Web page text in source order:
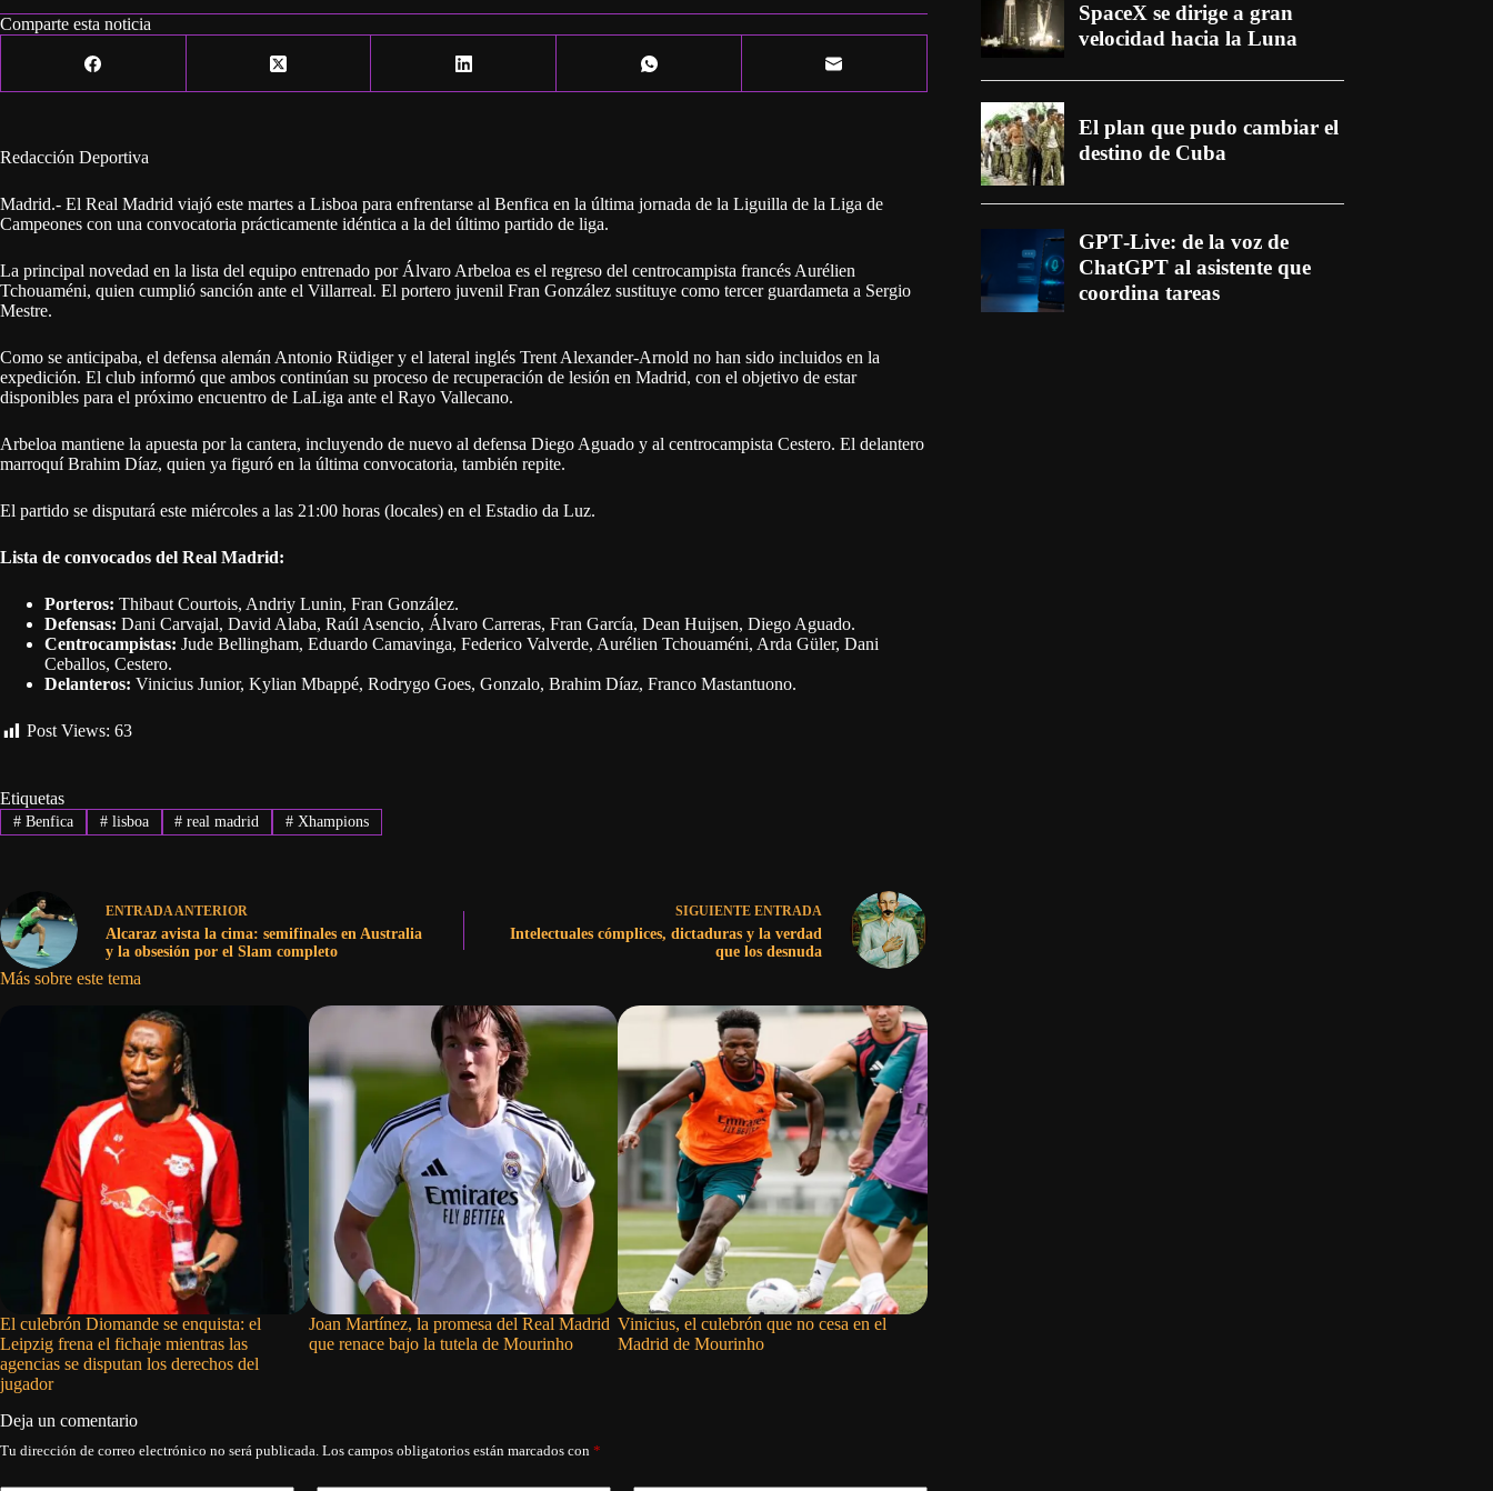
Comparte esta noticia
Redacción Deportiva
Madrid.- El Real Madrid viajó este martes a Lisboa para enfrentarse al Benfica en la última jornada de la Liguilla de la Liga de
Campeones con una convocatoria prácticamente idéntica a la del último partido de liga.
La principal novedad en la lista del equipo entrenado por Álvaro Arbeloa es el regreso del centrocampista francés Aurélien
Tchouaméni, quien cumplió sanción ante el Villarreal. El portero juvenil Fran González sustituye como tercer guardameta a Sergio
Mestre.
Como se anticipaba, el defensa alemán Antonio Rüdiger y el lateral inglés Trent Alexander-Arnold no han sido incluidos en la
expedición. El club informó que ambos continúan su proceso de recuperación de lesión en Madrid, con el objetivo de estar
disponibles para el próximo encuentro de LaLiga ante el Rayo Vallecano.
Arbeloa mantiene la apuesta por la cantera, incluyendo de nuevo al defensa Diego Aguado y al centrocampista Cestero. El delantero
marroquí Brahim Díaz, quien ya figuró en la última convocatoria, también repite.
El partido se disputará este miércoles a las 21:00 horas (locales) en el Estadio da Luz.
Lista de convocados del Real Madrid:
Porteros: Thibaut Courtois, Andriy Lunin, Fran González.
Defensas: Dani Carvajal, David Alaba, Raúl Asencio, Álvaro Carreras, Fran García, Dean Huijsen, Diego Aguado.
Centrocampistas: Jude Bellingham, Eduardo Camavinga, Federico Valverde, Aurélien Tchouaméni, Arda Güler, Dani
Ceballos, Cestero.
Delanteros: Vinicius Junior, Kylian Mbappé, Rodrygo Goes, Gonzalo, Brahim Díaz, Franco Mastantuono.
Post Views: 63
Etiquetas
#Benfica #lisboa # real madrid # Xhampions
ENTRADA ANTERIOR
Alcaraz avista la cima: semifinales en Australia
y la obsesión por el Slam completo
SIGUIENTE ENTRADA
Intelectuales cómplices, dictaduras y la verdad
que los desnuda
Más sobre este tema
El culebrón Diomande se enquista: el
Leipzig frena el fichaje mientras las
agencias se disputan los derechos del
jugador
Joan Martínez, la promesa del Real Madrid
que renace bajo la tutela de Mourinho
Vinicius, el culebrón que no cesa en el
Madrid de Mourinho
Deja un comentario
Tu dirección de correo electrónico no será publicada. Los campos obligatorios están marcados con *